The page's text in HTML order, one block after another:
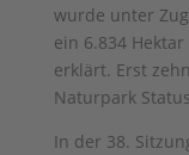
wurde unter
ein 6.834
erklärt. Erst
Naturpark
In der 38.